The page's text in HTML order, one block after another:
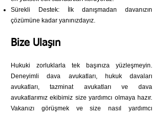
Sürekli Destek: İlk danışmadan davanızın
çözümüne kadar yanınızdayız.
Bize Ulaşın
Hukuki zorluklarla tek başınıza yüzleşmeyin.
Deneyimli dava avukatları, hukuk davaları
avukatları, tazminat avukatları ve dava
avukatlarımız ekibimiz size yardımcı olmaya hazır.
Vakanızı görüşmek ve size nasıl yardımcı